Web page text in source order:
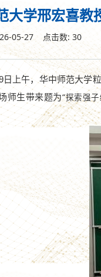
大学邢宏喜教
05-27 点击数: 30
日上午，华中师范大学
师生带来题为“探索强